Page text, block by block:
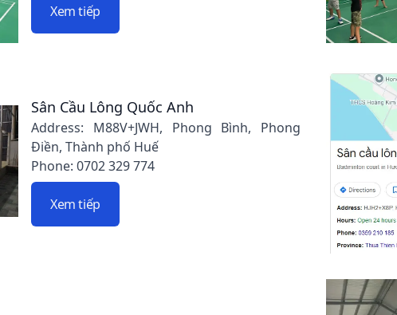
Xem tiếp
Sân Cầu Lông Quốc Anh
Address: M88V+JWH, Phong Bình, Phong
Điền, Thành phố Huế
Phone: 0702 329 774
Xem tiếp